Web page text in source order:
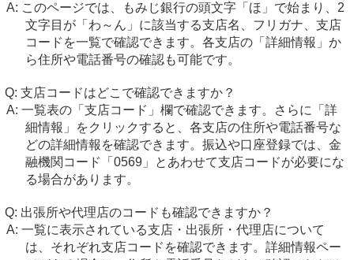
このページでは、もみじ銀行の頭文字「ほ」で始まり、2
文字目が「わ～ん」に該当する支店名、フリガナ、支店
コードを一覧で確認できます。各支店の「詳細情報」か
ら住所や電話番号の確認も可能です。
支店コードはどこで確認できますか？
一覧表の「支店コード」欄で確認できます。さらに「詳
細情報」をクリックすると、各支店の住所や電話番号な
どの詳細情報を確認できます。振込や口座登録では、金
融機関コード「0569」とあわせて支店コードが必要にな
る場合があります。
出張所や代理店のコードも確認できますか？
一覧に表示されている支店・出張所・代理店について
は、それぞれ支店コードを確認できます。詳細情報ペー